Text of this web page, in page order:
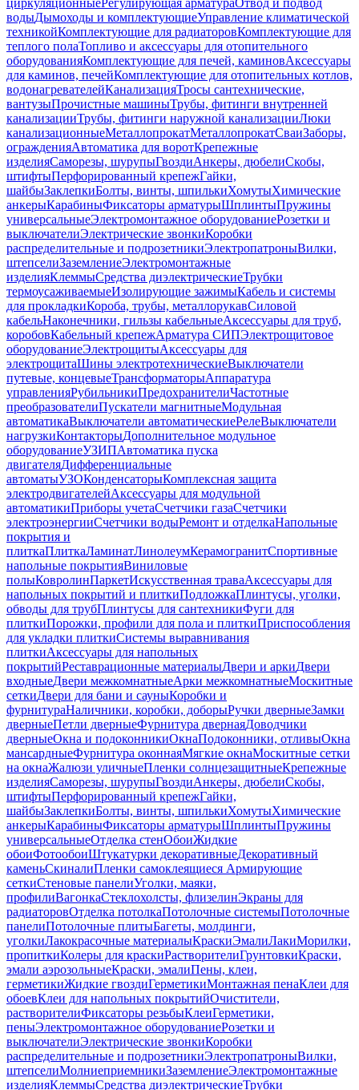
циркуляционныеРегулирующая арматураОтвод и подвод
водыДымоходы и комплектующиеУправление климатической
техникойКомплектующие для радиаторовКомплектующие для
теплого полаТопливо и аксессуары для отопительного
оборудованияКомплектующие для печей, каминовАксессуары
для каминов, печейКомплектующие для отопительных котлов,
водонагревателейКанализацияТросы сантехнические,
вантузыПрочистные машиныТрубы, фитинги внутренней
канализацииТрубы, фитинги наружной канализацииЛюки
канализационныеМеталлопрокатМеталлопрокатСваиЗаборы,
огражденияАвтоматика для воротКрепежные
изделияСаморезы, шурупыГвоздиАнкеры, дюбелиСкобы,
штифтыПерфорированный крепежГайки,
шайбыЗаклепкиБолты, винты, шпилькиХомутыХимические
анкерыКарабиныФиксаторы арматурыШплинтыПружины
универсальныеЭлектромонтажное оборудованиеРозетки и
выключателиЭлектрические звонкиКоробки
распределительные и подрозетникиЭлектропатроныВилки,
штепселиЗаземлениеЭлектромонтажные
изделияКлеммыСредства диэлектрическиеТрубки
термоусаживаемыеИзолирующие зажимыКабель и системы
для прокладкиКороба, трубы, металлорукавСиловой
кабельНаконечники, гильзы кабельныеАксессуары для труб,
коробовКабельный крепежАрматура СИПЭлектрощитовое
оборудованиеЭлектрощитыАксессуары для
электрощитаШины электротехническиеВыключатели
путевые, концевыеТрансформаторыАппаратура
управленияРубильникиПредохранителиЧастотные
преобразователиПускатели магнитныеМодульная
автоматикаВыключатели автоматическиеРелеВыключатели
нагрузкиКонтакторыДополнительное модульное
оборудованиеУЗИПАвтоматика пуска
двигателяДифференциальные
автоматыУЗОКонденсаторыКомплексная защита
электродвигателейАксессуары для модульной
автоматикиПриборы учетаСчетчики газаСчетчики
электроэнергииСчетчики водыРемонт и отделкаНапольные
покрытия и
плиткаПлиткаЛаминатЛинолеумКерамогранитСпортивные
напольные покрытияВиниловые
полыКовролинПаркетИскусственная траваАксессуары для
напольных покрытий и плиткиПодложкаПлинтусы, уголки,
обводы для трубПлинтусы для сантехникиФуги для
плиткиПорожки, профили для пола и плиткиПриспособления
для укладки плиткиСистемы выравнивания
плиткиАксессуары для напольных
покрытийРеставрационные материалыДвери и аркиДвери
входныеДвери межкомнатныеАрки межкомнатныеМоскитные
сеткиДвери для бани и сауныКоробки и
фурнитураНаличники, коробки, доборыРучки дверныеЗамки
дверныеПетли дверныеФурнитура двернаяДоводчики
дверныеОкна и подоконникиОкнаПодоконники, отливыОкна
мансардныеФурнитура оконнаяМягкие окнаМоскитные сетки
на окнаЖалюзи уличныеПленки солнцезащитныеКрепежные
изделияСаморезы, шурупыГвоздиАнкеры, дюбелиСкобы,
штифтыПерфорированный крепежГайки,
шайбыЗаклепкиБолты, винты, шпилькиХомутыХимические
анкерыКарабиныФиксаторы арматурыШплинтыПружины
универсальныеОтделка стенОбоиЖидкие
обоиФотообоиШтукатурки декоративныеДекоративный
каменьСкиналиПленки самоклеящиеся Армирующие
сеткиСтеновые панелиУголки, маяки,
профилиВагонкаСтеклохолсты, флизелинЭкраны для
радиаторовОтделка потолкаПотолочные системыПотолочные
панелиПотолочные плитыБагеты, молдинги,
уголкиЛакокрасочные материалыКраскиЭмалиЛакиМорилки,
пропиткиКолеры для краскиРастворителиГрунтовкиКраски,
эмали аэрозольныеКраски, эмалиПены, клеи,
герметикиЖидкие гвоздиГерметикиМонтажная пенаКлеи для
обоевКлеи для напольных покрытийОчистители,
растворителиФиксаторы резьбыКлеиГерметики,
пеныЭлектромонтажное оборудованиеРозетки и
выключателиЭлектрические звонкиКоробки
распределительные и подрозетникиЭлектропатроныВилки,
штепселиМолниеприемникиЗаземлениеЭлектромонтажные
изделияКлеммыСредства диэлектрическиеТрубки